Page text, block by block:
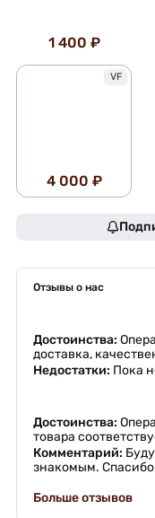
1 400 ₽
VF
4 000 ₽
Отзывы о нас
Достоинства:
доставка,
Недостатки: Пока
Достоинства:
товара
Комментарий:
знакомым.
Больше отзывов